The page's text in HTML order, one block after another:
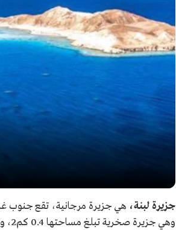
جزيرة لبنة، هي جزيرة مرجانية، تقع جنوب
وهي جزيرة صخرية تبلغ مساحتها 0.4 كم2، وتبعد عن ساحل البحر الأحمر نحو عشرة أميال بحرية.